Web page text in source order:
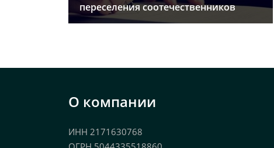
переселения соотечественников
О компании
ИНН 2171630768